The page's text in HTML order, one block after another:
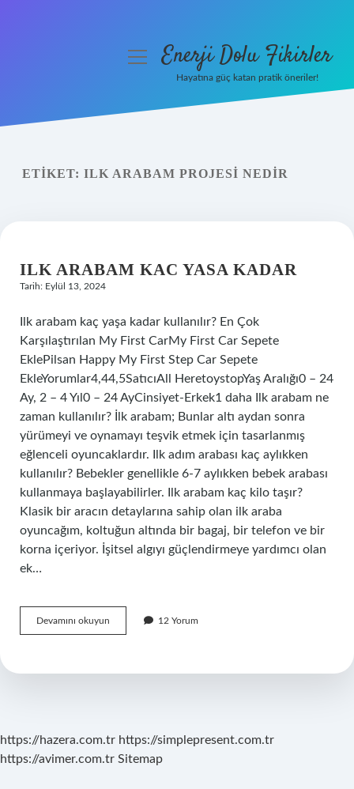
Yasal Uyarı
menüyüEnerji Dolu Fikirler
Hayatına güç katan pratik öneriler!
ETIKET: ILK ARABAM PROJESI NEDIR
ILK ARABAM KAC YASA KADAR
Tarih: Eylül 13, 2024
Ilk arabam kaç yaşa kadar kullanılır? En Çok
Karşılaştırılan My First CarMy First Car Sepete
EklePilsan Happy My First Step Car Sepete
EkleYorumlar4,44,5SatıcıAll HeretoystopYaş Aralığı0 – 24
Ay, 2 – 4 Yıl0 – 24 AyCinsiyet-Erkek1 daha Ilk arabam ne
zaman kullanılır? İlk arabam; Bunlar altı aydan sonra
yürümeyi ve oynamayı teşvik etmek için tasarlanmış
eğlenceli oyuncaklardır. Ilk adım arabası kaç aylıkken
kullanılır? Bebekler genellikle 6-7 aylıkken bebek arabası
kullanmaya başlayabilirler. Ilk arabam kaç kilo taşır?
Klasik bir aracın detaylarına sahip olan ilk araba
oyuncağım, koltuğun altında bir bagaj, bir telefon ve bir
korna içeriyor. İşitsel algıyı güçlendirmeye yardımcı olan
ek…
Devamını okuyun
Arabam
Kadar
12 Yorum
https://hazera.com.tr https://simplepresent.com.tr
https://avimer.com.tr Sitemap